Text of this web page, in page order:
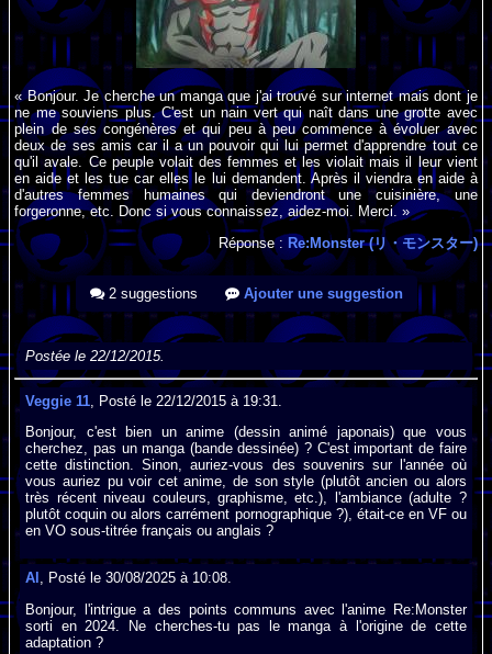
« Bonjour. Je cherche un manga que j'ai trouvé sur internet mais dont je
ne me souviens plus. C'est un nain vert qui naît dans une grotte avec
plein de ses congénères et qui peu à peu commence à évoluer avec
deux de ses amis car il a un pouvoir qui lui permet d'apprendre tout ce
qu'il avale. Ce peuple volait des femmes et les violait mais il leur vient
en aide et les tue car elles le lui demandent. Après il viendra en aide à
d'autres femmes humaines qui deviendront une cuisinière, une
forgeronne, etc. Donc si vous connaissez, aidez-moi. Merci. »
Réponse : Re:Monster (リ・モンスター)
2 suggestions Ajouter une suggestion
Postée le 22/12/2015.
Veggie 11 , Posté le 22/12/2015 à 19:31.
Bonjour, c'est bien un anime (dessin animé japonais) que vous
cherchez, pas un manga (bande dessinée) ? C'est important de faire
cette distinction. Sinon, auriez-vous des souvenirs sur l'année où
vous auriez pu voir cet anime, de son style (plutôt ancien ou alors
très récent niveau couleurs, graphisme, etc.), l'ambiance (adulte ?
plutôt coquin ou alors carrément pornographique ?), était-ce en VF ou
en VO sous-titrée français ou anglais ?
Al , Posté le 30/08/2025 à 10:08.
Bonjour, l'intrigue a des points communs avec l'anime Re:Monster
sorti en 2024. Ne cherches-tu pas le manga à l'origine de cette
adaptation ?